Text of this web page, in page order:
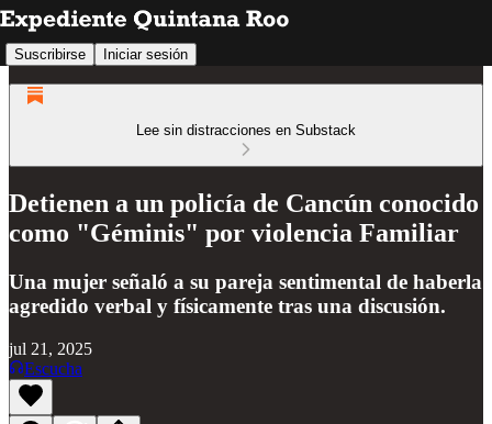
Suscribirse Iniciar sesión
Lee sin distracciones en Substack
Detienen a un policía de Cancún conocido
como "Géminis" por violencia Familiar
Una mujer señaló a su pareja sentimental de haberla
agredido verbal y físicamente tras una discusión.
jul 21, 2025
Escucha